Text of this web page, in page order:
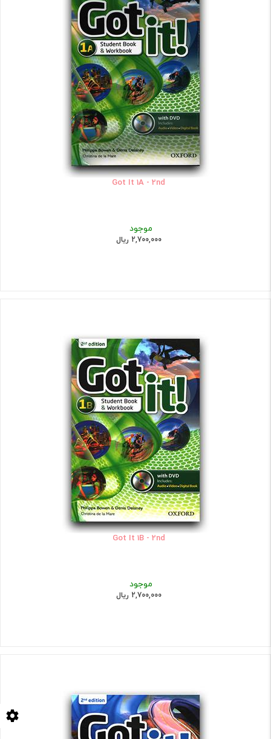
Got It 1A - 2nd
موجود
2,700,000 ریال
Got It 1B - 2nd
موجود
2,700,000 ریال